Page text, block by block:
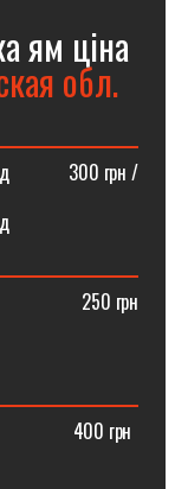
ям ціна
обл.
⠀⠀⠀⠀300 грн /
грн
грн